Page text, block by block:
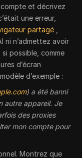
compte et décrivez
une erreur,
partagé
ni n’admettez avoir
possible, comme
d’écran
d’exemple :
) a été banni
autre appareil. Je
des proxies
mon compte pour
Montrez que